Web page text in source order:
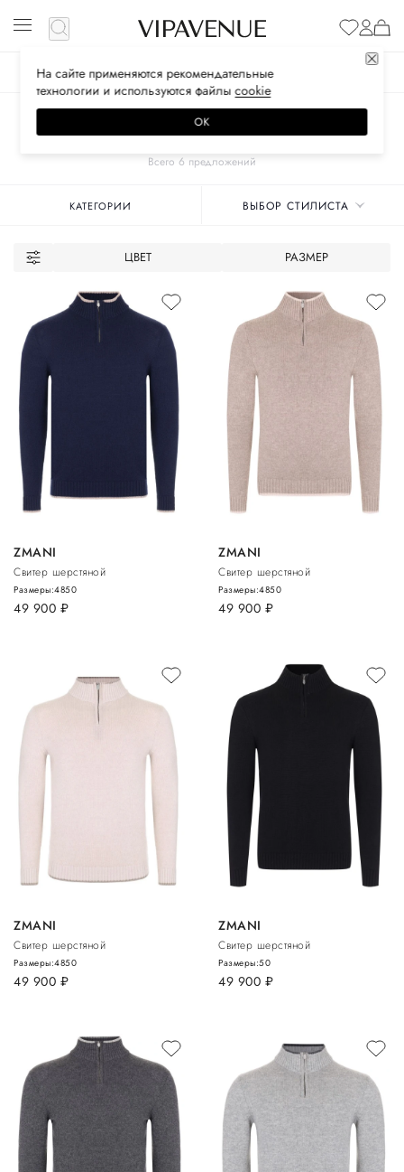
ЖЕНСКОЕ МУЖСКОЕ
Всего 6 предложений
ZMANI
СВИТЕРЫ
КАТЕГОРИИ ВЫБОР СТИЛИСТА
ЦВЕТ РАЗМЕР
ZMANI
Свитер шерстяной
49 900 руб.
Размеры:4850
ZMANI
Свитер шерстяной
49 900 руб.
Размеры:4850
ZMANI
Свитер шерстяной
49 900 руб.
Размеры:4850
ZMANI
Свитер шерстяной
49 900 руб.
Размеры:50
На сайте применяются рекомендательные
технологии и используются файлысооkiе
ОК